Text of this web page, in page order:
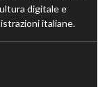
digitale e
italiane.